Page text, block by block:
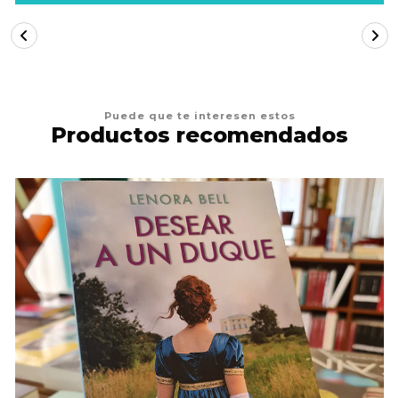
Puede que te interesen estos
Productos recomendados